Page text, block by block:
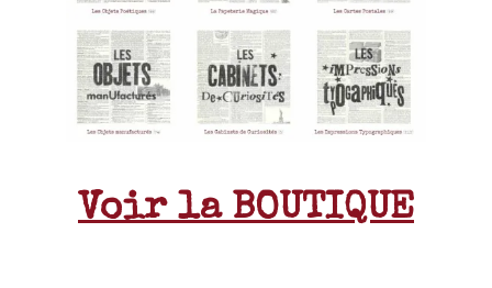
Voir la BOUTIQUE